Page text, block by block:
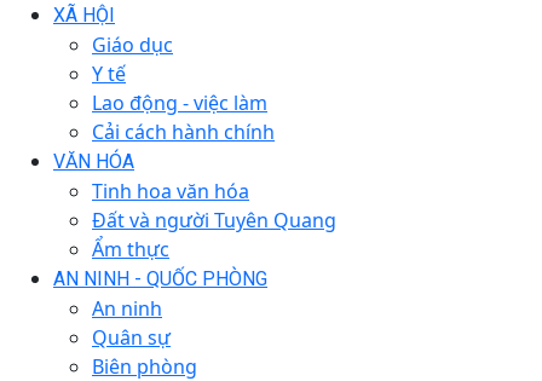
XÃ HỘI
Giáo dục
Y tế
Lao động - việc làm
Cải cách hành chính
VĂN HÓA
Tinh hoa văn hóa
Đất và người Tuyên Quang
Ẩm thực
AN NINH - QUỐC PHÒNG
An ninh
Quân sự
Biên phòng